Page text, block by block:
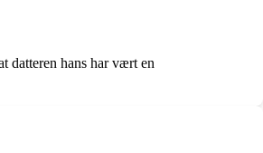
datteren hans har vært en